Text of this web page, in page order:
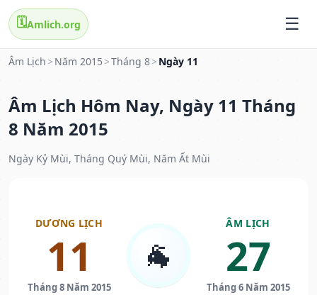
🗓️Amlich.org
Âm Lịch > Năm 2015 >Tháng 8> Ngày 11
Âm Lịch Hôm Nay, Ngày 11 Tháng
8 Năm 2015
Ngày Kỷ Mùi, Tháng Quý Mùi, Năm Ất Mùi
DƯƠNG LỊCH
11
Tháng 8 Năm 2015
🐐
ÂM LỊCH
27
Tháng 6 Năm 2015